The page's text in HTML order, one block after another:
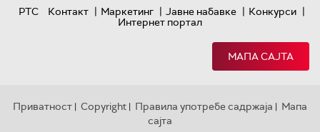
РТС
Контакт | Маркетинг | Јавне набавке | Конкурси |
Интернет портал
МАПА САЈТА
Приватност | Copyright | Правила употребе садржаја | Мапа
сајта